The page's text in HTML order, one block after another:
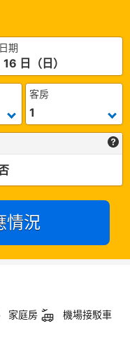
期
日（日）
客房
情況
家庭房 機場接駁車